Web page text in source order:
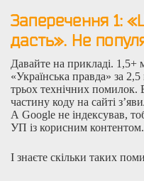
Заперечення 1: «
дасть». Не
Давайте на прикладі. 1,5+
«Українська правда» за
трьох технічних помилок.
частину коду на сайті
А Google не індексував,
УП із корисним контентом.
І знаєте скільки таких